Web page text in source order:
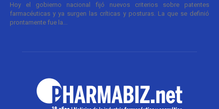
Hoy el gobierno nacional fijó nuevos criterios sobre patentes
farmacéuticas y ya surgen las críticas y posturas. La que se definió
prontamente fue la...